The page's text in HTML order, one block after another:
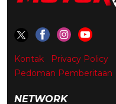
Kontak Privacy Policy
Pedoman Pemberitaan
NETWORK